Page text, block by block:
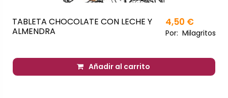
TABLETA CHOCOLATE CON LECHE Y
ALMENDRA
4,50 €
Por: Milagritos
Añadir al carrito